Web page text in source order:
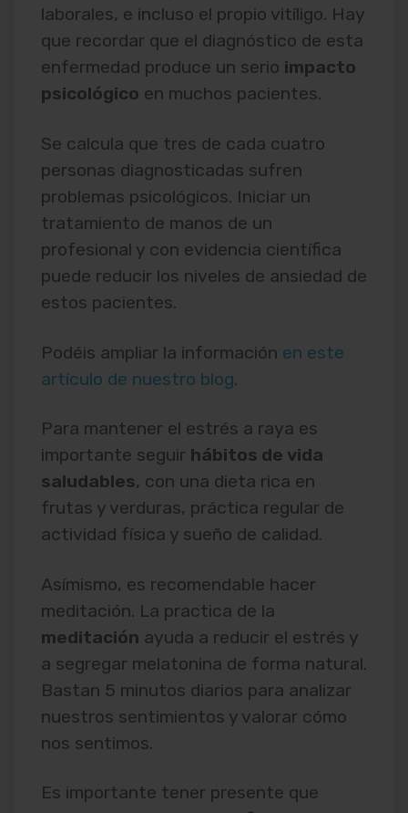
laborales, e incluso el propio vitíligo. Hay
que recordar que el diagnóstico de esta
enfermedad produce un serio impacto
psicológico en muchos pacientes.
Se calcula que tres de cada cuatro
personas diagnosticadas sufren
problemas psicológicos. Iniciar un
tratamiento de manos de un
profesional y con evidencia científica
puede reducir los niveles de ansiedad de
estos pacientes.
Podéis ampliar la información en este
artículo de nuestro blog.
Para mantener el estrés a raya es
importante seguir hábitos de vida
saludables, con una dieta rica en
frutas y verduras, práctica regular de
actividad física y sueño de calidad.
Asímismo, es recomendable hacer
meditación. La practica de la
meditación ayuda a reducir el estrés y
a segregar melatonina de forma natural.
Bastan 5 minutos diarios para analizar
nuestros sentimientos y valorar cómo
nos sentimos.
Es importante tener presente que